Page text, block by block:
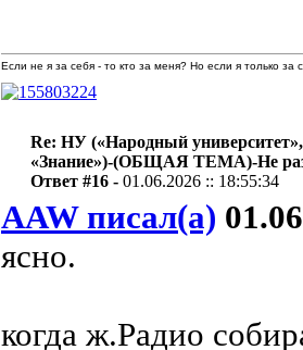
Если не я за себя - то кто за меня? Но если я только
Re: НУ («Народный университет»,
«Знание»)-(ОБЩАЯ ТЕМА)-Не
Ответ #16 -01.06.2026 :: 18:55:34
AAW писал(а)
ясно.
когда ж.Радио